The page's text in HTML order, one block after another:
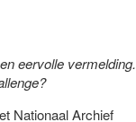
eervolle vermelding.
Nationaal Archief